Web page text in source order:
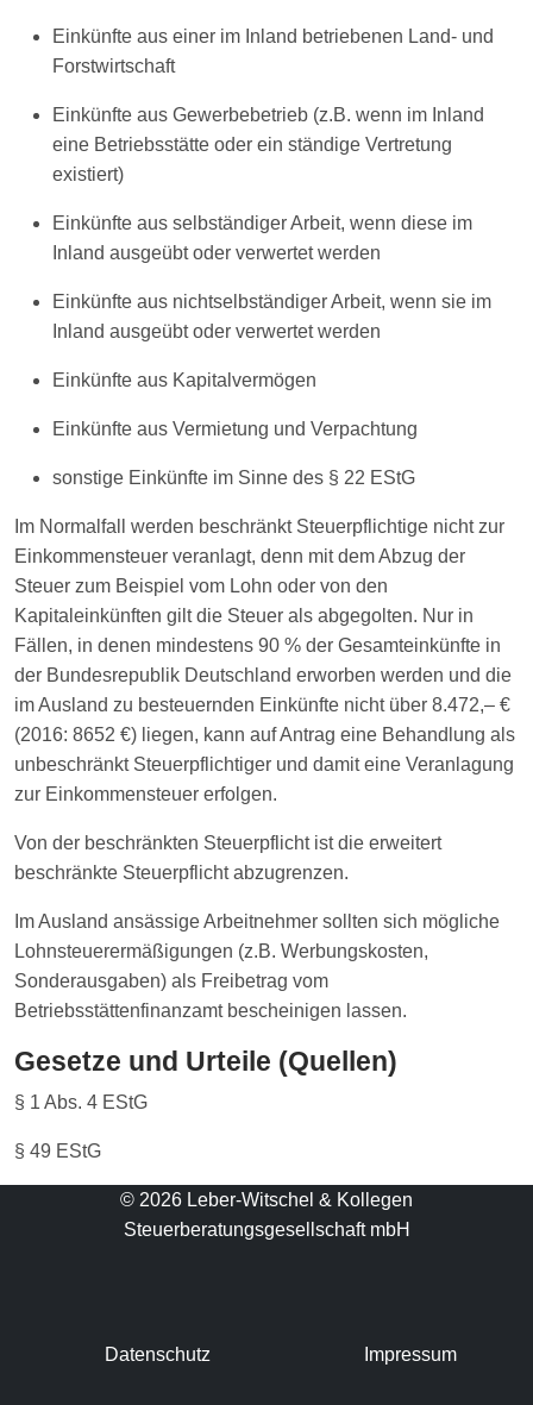
Einkünfte aus einer im Inland betriebenen Land- und
Forstwirtschaft
Einkünfte aus Gewerbebetrieb (z.B. wenn im Inland
eine Betriebsstätte oder ein ständige Vertretung
existiert)
Einkünfte aus selbständiger Arbeit, wenn diese im
Inland ausgeübt oder verwertet werden
Einkünfte aus nichtselbständiger Arbeit, wenn sie im
Inland ausgeübt oder verwertet werden
Einkünfte aus Kapitalvermögen
Einkünfte aus Vermietung und Verpachtung
sonstige Einkünfte im Sinne des § 22 EStG
Im Normalfall werden beschränkt Steuerpflichtige nicht zur
Einkommensteuer veranlagt, denn mit dem Abzug der
Steuer zum Beispiel vom Lohn oder von den
Kapitaleinkünften gilt die Steuer als abgegolten. Nur in
Fällen, in denen mindestens 90 % der Gesamteinkünfte in
der Bundesrepublik Deutschland erworben werden und die
im Ausland zu besteuernden Einkünfte nicht über 8.472,– €
(2016: 8652 €) liegen, kann auf Antrag eine Behandlung als
unbeschränkt Steuerpflichtiger und damit eine Veranlagung
zur Einkommensteuer erfolgen.
Von der beschränkten Steuerpflicht ist die erweitert
beschränkte Steuerpflicht abzugrenzen.
Im Ausland ansässige Arbeitnehmer sollten sich mögliche
Lohnsteuerermäßigungen (z.B. Werbungskosten,
Sonderausgaben) als Freibetrag vom
Betriebsstättenfinanzamt bescheinigen lassen.
Gesetze und Urteile (Quellen)
§ 1 Abs. 4 EStG
§ 49 EStG
© 2026 Leber-Witschel & Kollegen
Steuerberatungsgesellschaft mbH
Datenschutz Impressum